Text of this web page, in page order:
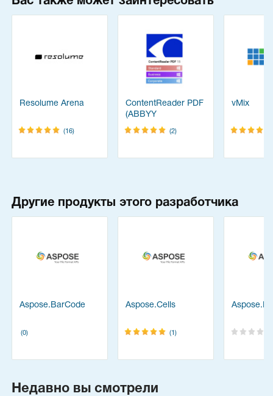
Resolume Arena
(16)
ContentReader PDF
(ABBYY
FineReader)
(2)
vMix
Другие продукты этого разработчика
Aspose.BarCode
(0)
Aspose.Cells
(1)
Недавно вы смотрели